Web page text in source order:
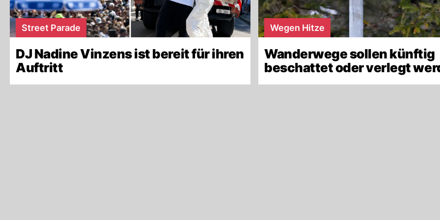
Street Parade
DJ Nadine Vinzens ist bereit für ihren
Auftritt
Wegen Hitze
Wanderwege sollen künftig
beschattet oder verlegt